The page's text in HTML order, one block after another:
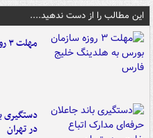
این مطالب را از دست ندهید....
مهلت ۳ روزه سازمان بورس به هلدینگ خلیج فارس
دستگیری
در تهران